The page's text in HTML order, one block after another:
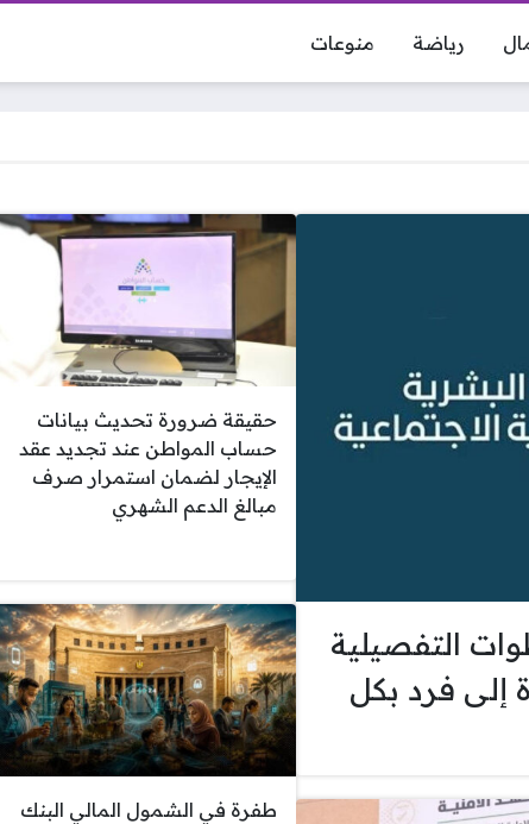
رياضة منوعات
التفصيلية
فرد بكل
حقيقة ضرورة تحديث بيانات
حساب المواطن عند تجديد عقد
الإيجار لضمان استمرار صرف
مبالغ الدعم الشهري
طفرة في الشمول المالي البنك